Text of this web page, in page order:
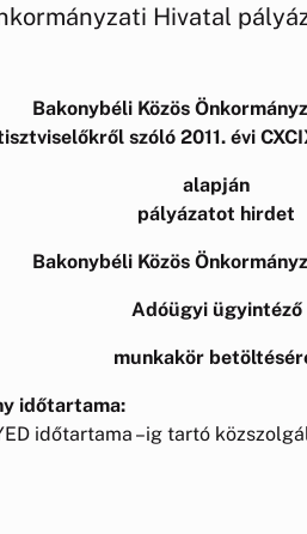
Hivatal
Bakonybéli Közös
szóló 2011. évi
alapján
pályázatot hirdet
Bakonybéli Közös
Adóügyi ügyintéző
munkakör
időtartama:
időtartama –ig tartó